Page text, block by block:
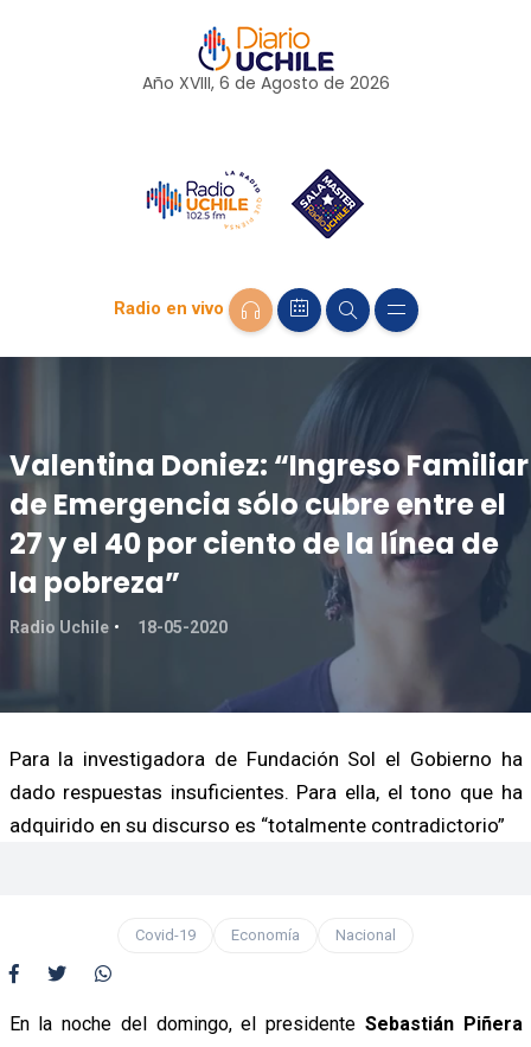
Año XVIII, 6 de Agosto de 2026
Radio en vivo
Valentina Doniez: “Ingreso Familiar
de Emergencia sólo cubre entre el
27 y el 40 por ciento de la línea de
la pobreza”
Radio Uchile 18-05-2020
Para la investigadora de Fundación Sol el Gobierno ha
dado respuestas insuficientes. Para ella, el tono que ha
adquirido en su discurso es “totalmente contradictorio”
Covid-19 Economía Nacional
En la noche del domingo, el presidente Sebastián Piñera